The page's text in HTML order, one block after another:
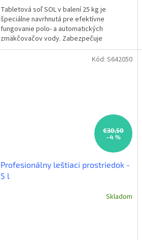
Tabletová soľ SOL v balení 25 kg je
špeciálne navrhnutá pre efektívne
fungovanie polo- a automatických
zmäkčovačov vody. Zabezpečuje
optimálnu funkciu zmäkčovačov a
€30,50
–4 %
Profesionálny leštiaci prostriedok -
5 l
Skladom
Kód: S642050